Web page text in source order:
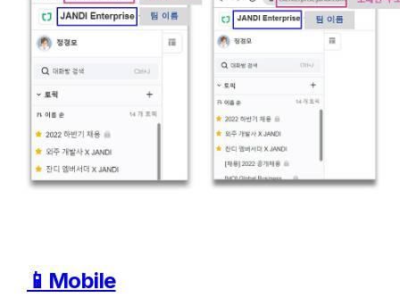
📱Mobile